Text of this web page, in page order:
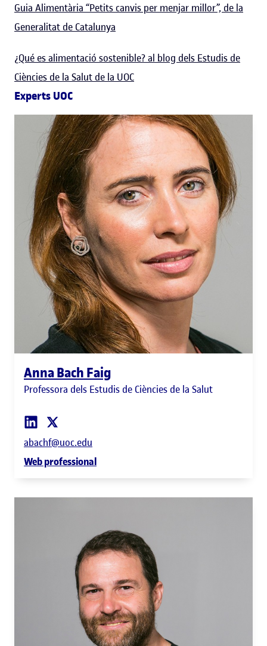
Guia Alimentària “Petits canvis per menjar millor”, de la
Generalitat de Catalunya
¿Qué es alimentació sostenible? al blog dels Estudis de
Ciències de la Salut de la UOC
Experts UOC
Anna Bach Faig
Professora dels Estudis de Ciències de la Salut
abachf@uoc.edu
Web professional